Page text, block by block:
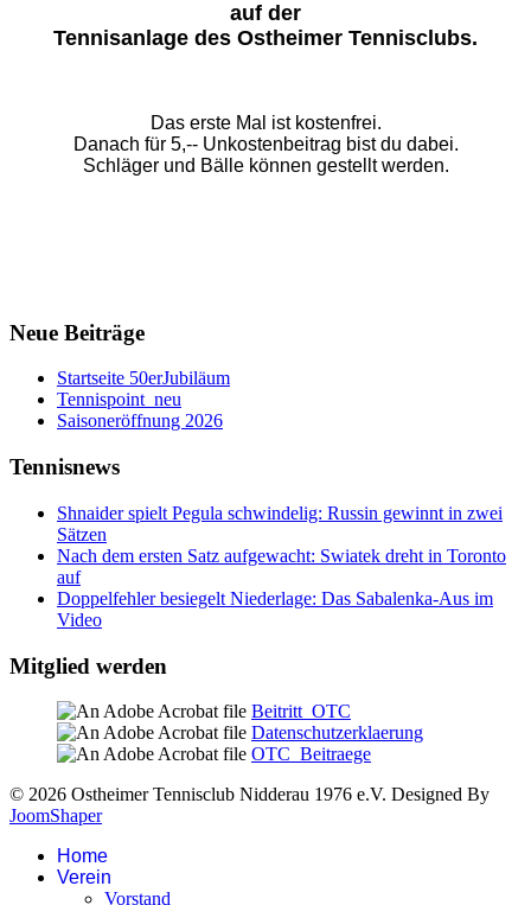
auf der
Tennisanlage des Ostheimer Tennisclubs.
Das erste Mal ist kostenfrei.
Danach für 5,-- Unkostenbeitrag bist du dabei.
Schläger und Bälle können gestellt werden.
Neue Beiträge
Startseite 50erJubiläum
Tennispoint_neu
Saisoneröffnung 2026
Tennisnews
Shnaider spielt Pegula schwindelig: Russin gewinnt in zwei
Sätzen
Nach dem ersten Satz aufgewacht: Swiatek dreht in Toronto
auf
Doppelfehler besiegelt Niederlage: Das Sabalenka-Aus im
Video
Mitglied werden
Beitritt_OTC
Datenschutzerklaerung
OTC_Beitraege
© 2026 Ostheimer Tennisclub Nidderau 1976 e.V. Designed By
JoomShaper
Home
Verein
Vorstand